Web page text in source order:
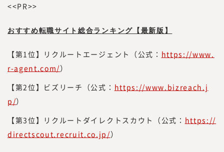
ロフェッショナル人材を活用する企業につい
ての調査・研究も行い、情報を提供していく
中で、企業の経営者や人事部、事業部の方よ
り「これらのノウハウや事例をもっと知りた
い」といった声を多くいただく機会が増えま
した。
また、昨今、オープンイノベーションやリス
キリングに関するお問い合わせや引き合いも
ークス総合研究所』にて、外部人材活用や新
規事業、人的資本経営／リスキリング、サス
<<PR>>
おすすめ転職サイト総合ランキング【最新版】
【第1位】リクルートエージェント（公式： https://www.
r-agent.com/）
【第2位】ビズリーチ（公式： https://www.bizreach.j
p/）
【第3位】リクルートダイレクトスカウト（公式： https://
directscout.recruit.co.jp/）